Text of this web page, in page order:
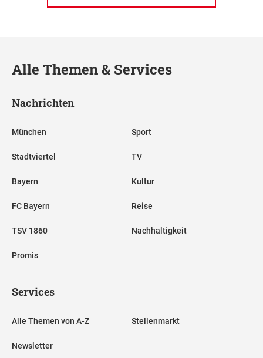
Alle Themen & Services
Nachrichten
München
Stadtviertel
Bayern
FC Bayern
TSV 1860
Promis
Sport
TV
Kultur
Reise
Nachhaltigkeit
Services
Alle Themen von A-Z
Newsletter
Stellenmarkt